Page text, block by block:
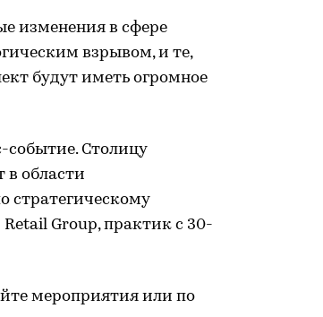
изменения в сфере
взрывом, и те,
будут иметь огромное
событие. Столицу
в области
стратегическому
Group, практик с 30-
мероприятия или по